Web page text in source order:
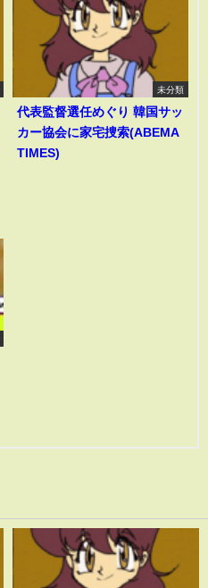
未分類
代表監督選任めぐり 韓国サッ
カー協会に家宅捜索(ABEMA
TIMES)